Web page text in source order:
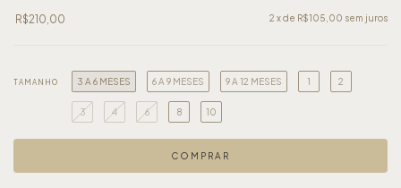
R$210,00 2 x de R$105,00 sem juros
TAMANHO 3 A 6 MESES 6 A 9 MESES 9 A 12 MESES 1 2
3 4 6 8 10